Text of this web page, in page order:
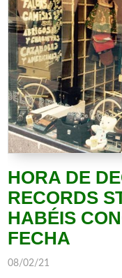
HORA DE
RECORDS
HABÉIS
FECHA
08/02/21